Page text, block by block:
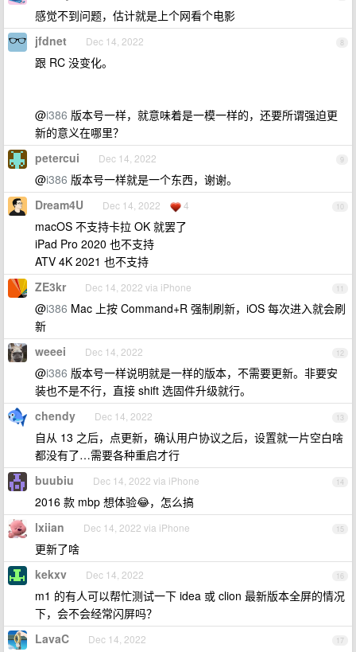
感觉不到问题，估计就是上个网看个电影
8
jfdnet Dec 14, 2022
跟 RC 没变化。
@i386 版本号一样，就意味着是一模一样的，还要所谓强迫更
新的意义在哪里？
9
petercui Dec 14, 2022
@i386 版本号一样就是一个东西，谢谢。
10
Dream4U Dec 14, 2022 4
macOS 不支持卡拉 OK 就罢了
iPad Pro 2020 也不支持
ATV 4K 2021 也不支持
11
ZE3kr Dec 14, 2022 via iPhone
@i386 Mac 上按 Command+R 强制刷新，iOS 每次进入就会刷
新
12
weeei Dec 14, 2022
@i386 版本号一样说明就是一样的版本，不需要更新。非要安
装也不是不行，直接 shift 选固件升级就行。
13
chendy Dec 14, 2022
自从 13 之后，点更新，确认用户协议之后，设置就一片空白啥
都没有了…需要各种重启才行
14
buubiu Dec 14, 2022 via iPhone
2016 款 mbp 想体验😂，怎么搞
15
lxiian Dec 14, 2022 via iPhone
更新了啥
16
kekxv Dec 14, 2022
m1 的有人可以帮忙测试一下 idea 或 clion 最新版本全屏的情况
下，会不会经常闪屏吗？
17
LavaC Dec 14, 2022